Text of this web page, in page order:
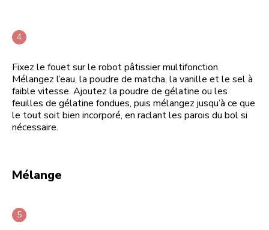
Fixez le fouet sur le robot pâtissier multifonction.
Mélangez l’eau, la poudre de matcha, la vanille et le sel à
faible vitesse. Ajoutez la poudre de gélatine ou les
feuilles de gélatine fondues, puis mélangez jusqu’à ce que
le tout soit bien incorporé, en raclant les parois du bol si
nécessaire.
Mélange